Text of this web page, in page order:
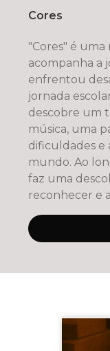
Cores
"Cores" é
acompanha a
enfrentou
jornada
descobre um
música, uma
dificuldades e
mundo. Ao
faz uma
reconhecer e